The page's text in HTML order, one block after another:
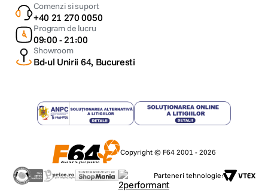
Comenzi si suport
+40 21 270 0050
Program de lucru
09:00 - 21:00
Showroom
Bd-ul Unirii 64, Bucuresti
Copyright © F64 2001 - 2026
Parteneri tehnologie: